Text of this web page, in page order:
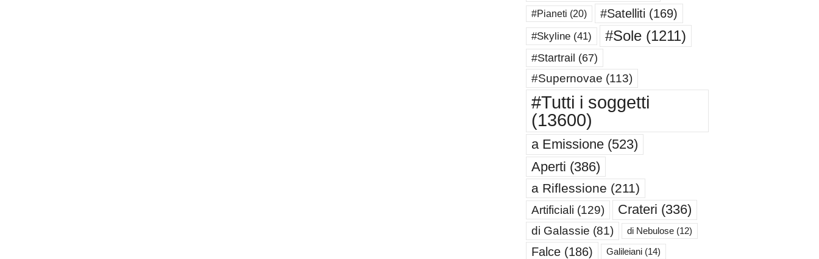
#Pianeti (20) #Satelliti (169)
#Skyline(41) #Sole(1211)
#Startrail (67)
#Supernovae (113)
#Tutti i soggetti
(13600)
a Emissione(523)
Aperti (386)
a Riflessione (211)
Artificiali (129) Crateri (336)
di Galassie (81) di Nebulose(12)
Falce(186) Galileiani(14)